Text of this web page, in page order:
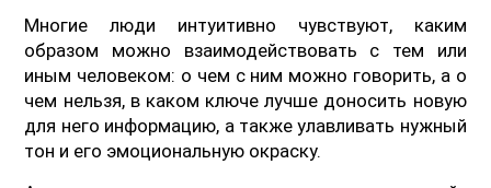
Многие люди интуитивно чувствуют, каким
образом можно взаимодействовать с тем или
иным человеком: о чем с ним можно говорить, а о
чем нельзя, в каком ключе лучше доносить новую
для него информацию, а также улавливать нужный
тон и его эмоциональную окраску.